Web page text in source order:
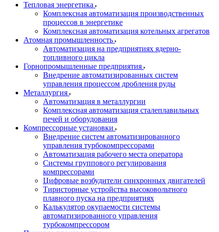
Тепловая энергетика
Комплексная автоматизация производственных
процессов в энергетике
Комплексная автоматизация котельных агрегатов
Атомная промышленность
Автоматизация на предприятиях ядерно-
топливного цикла
Горнопромышленные предприятия
Внедрение автоматизированных систем
управления процессом дробления руды
Металлургия
Автоматизация в металлургии
Комплексная автоматизация сталеплавильных
печей и оборудования
Компрессорные установки
Внедрение систем автоматизированного
управления турбокомпрессорами
Автоматизация рабочего места оператора
Системы группового регулирования
компрессорами
Цифровые возбудители синхронных двигателей
Тиристорные устройства высоковольтного
плавного пуска на предприятиях
Калькулятор окупаемости системы
автоматизированного управления
турбокомпрессором